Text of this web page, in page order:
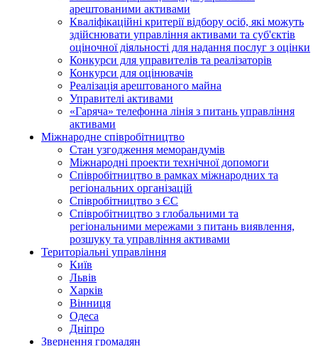
арештованими активами
Кваліфікаційні критерії відбору осіб, які можуть
здiйснювати управління активами та суб'єктів
оціночної діяльності для надання послуг з оцінки
Конкурси для управителів та реалізаторів
Конкурси для оцінювачів
Реалізація арештованого майна
Управителі активами
«Гаряча» телефонна лінія з питань управління
активами
Міжнародне співробітництво
Стан узгодження меморандумів
Міжнародні проекти технічної допомоги
Співробітництво в рамках міжнародних та
регіональних організацій
Співробітництво з ЄС
Співробітництво з глобальними та
регіональними мережами з питань виявлення,
розшуку та управління активами
Територіальні управління
Київ
Львів
Харків
Вінниця
Одеса
Дніпро
Звернення громадян